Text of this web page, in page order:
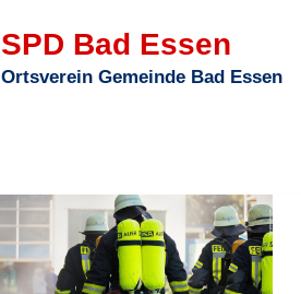
SPD Bad Essen
Ortsverein Gemeinde Bad Essen